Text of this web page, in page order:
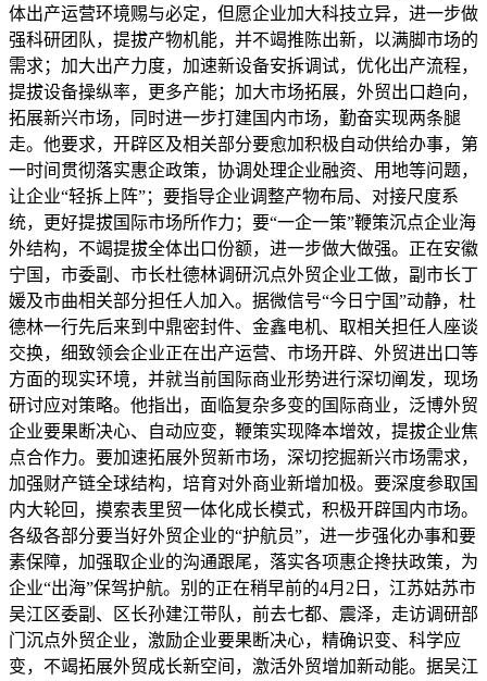
体出产运营环境赐与必定，但愿企业加大科技立异，进一步做
强科研团队，提拔产物机能，并不竭推陈出新，以满脚市场的
需求；加大出产力度，加速新设备安拆调试，优化出产流程，
提拔设备操纵率，更多产能；加大市场拓展，外贸出口趋向，
拓展新兴市场，同时进一步打建国内市场，勤奋实现两条腿
走。他要求，开辟区及相关部分要愈加积极自动供给办事，第
一时间贯彻落实惠企政策，协调处理企业融资、用地等问题，
让企业“轻拆上阵”；要指导企业调整产物布局、对接尺度系
统，更好提拔国际市场所作力；要“一企一策”鞭策沉点企业海
外结构，不竭提拔全体出口份额，进一步做大做强。正在安徽
宁国，市委副、市长杜德林调研沉点外贸企业工做，副市长丁
媛及市曲相关部分担任人加入。据微信号“今日宁国”动静，杜
德林一行先后来到中鼎密封件、金鑫电机、取相关担任人座谈
交换，细致领会企业正在出产运营、市场开辟、外贸进出口等
方面的现实环境，并就当前国际商业形势进行深切阐发，现场
研讨应对策略。他指出，面临复杂多变的国际商业，泛博外贸
企业要果断决心、自动应变，鞭策实现降本增效，提拔企业焦
点合作力。要加速拓展外贸新市场，深切挖掘新兴市场需求，
加强财产链全球结构，培育对外商业新增加极。要深度参取国
内大轮回，摸索表里贸一体化成长模式，积极开辟国内市场。
各级各部分要当好外贸企业的“护航员”，进一步强化办事和要
素保障，加强取企业的沟通跟尾，落实各项惠企搀扶政策，为
企业“出海”保驾护航。别的正在稍早前的4月2日，江苏姑苏市
吴江区委副、区长孙建江带队，前去七都、震泽，走访调研部
门沉点外贸企业，激励企业要果断决心，精确识变、科学应
变，不竭拓展外贸成长新空间，激活外贸增加新动能。据吴江